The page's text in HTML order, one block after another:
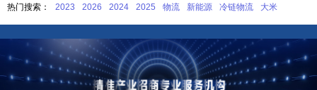
热门搜索： 2023 2026 2024 2025 物流 新能源 冷链物流 大米